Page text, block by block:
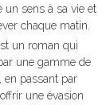
un sens à sa vie et
chaque matin.
un roman qui
une gamme de
en passant par
une évasion